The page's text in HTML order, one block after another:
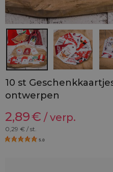
10 st
ontwerpen
2,89€ / verp.
0,29 € / st.
5.0